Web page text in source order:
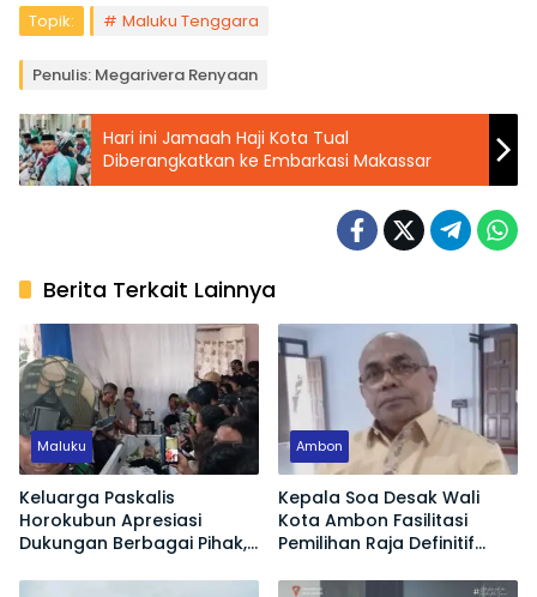
Topik:
Maluku Tenggara
Penulis: Megarivera Renyaan
Hari ini Jamaah Haji Kota Tual
Diberangkatkan ke Embarkasi Makassar
Berita Terkait Lainnya
Maluku
Keluarga Paskalis
Horokubun Apresiasi
Dukungan Berbagai Pihak,
Adik Korban Tetap
Ambon
Kepala Soa Desak Wali
Kota Ambon Fasilitasi
Pemilihan Raja Definitif